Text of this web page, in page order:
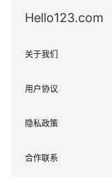
Hello123.com
关于我们
用户协议
隐私政策
合作联系